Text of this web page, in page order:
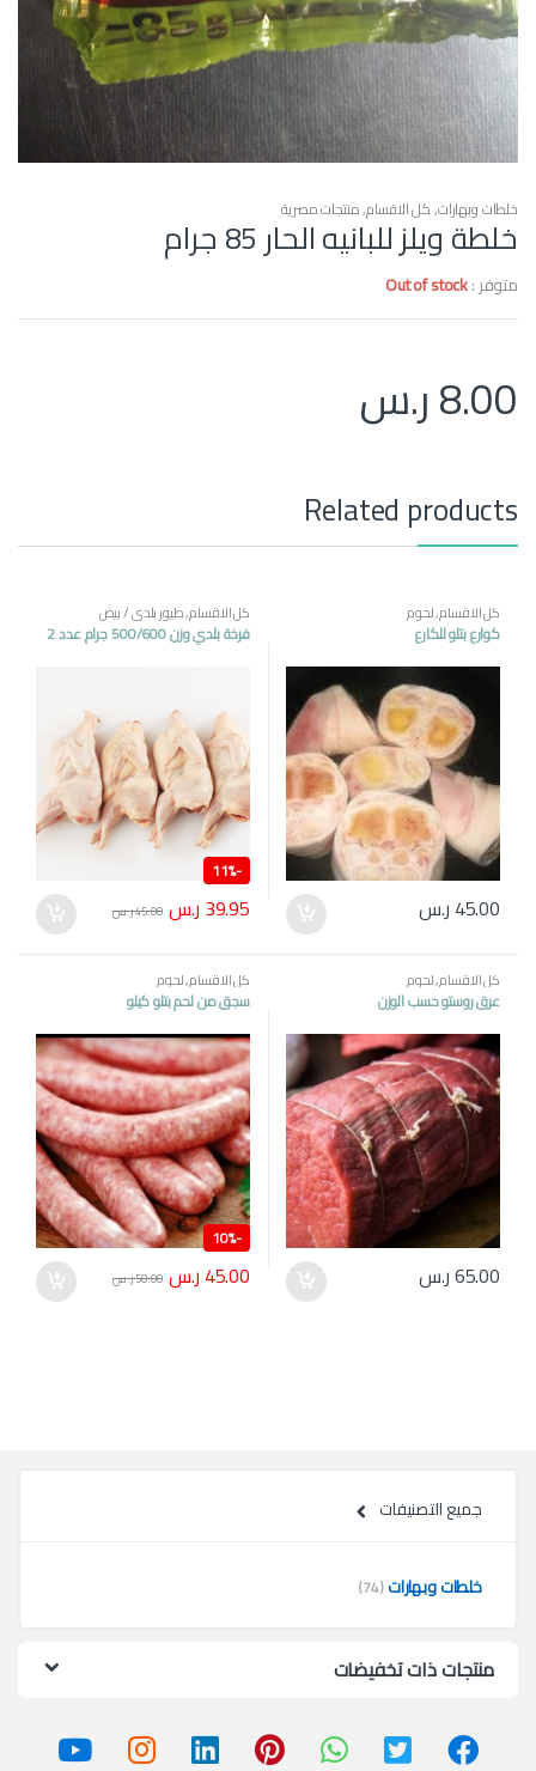
خلطات وبهارات,كل الاقسام,منتجات مصرية
خلطة ويلز للبانيه الحار 85 جرام
متوفر :Out of stock
8.00ر.س
Related products
كل الاقسام,لحوم
كوارع بتلو للكارع
45.00 ر.س
كل الاقسام,طيور بلدي / بيض
فرخة بلدي وزن 500/600 جرام عدد 2
-
11%
39.95 ر.س 45.00ر.س
كل الاقسام,لحوم
عرق روستو حسب الوزن
65.00ر.س
كل الاقسام,لحوم
سجق من لحم بتلو كيلو
-
10%
45.00 ر.س 50.00ر.س
جميع التصنيفات
خلطات وبهارات(74)
منتجات ذات تخفيضات